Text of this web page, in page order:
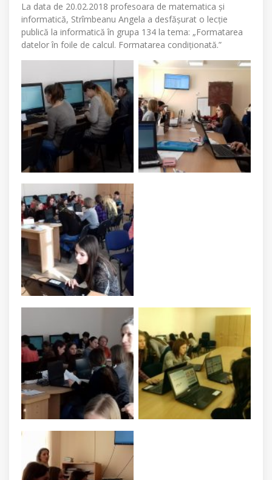
La data de 20.02.2018 profesoara de matematica și
informatică, Strîmbeanu Angela a desfășurat o lecție
publică la informatică în grupa 134 la tema: „Formatarea
datelor în foile de calcul. Formatarea condiționată.”